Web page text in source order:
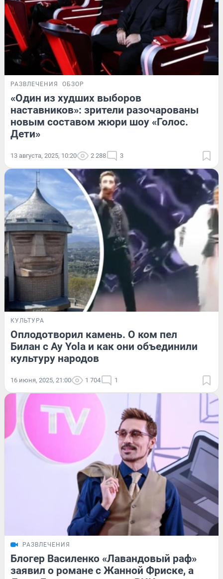
РАЗВЛЕЧЕНИЯ ОБЗОР
«Один из худших выборов
наставников»: зрители разочарованы
новым составом жюри шоу «Голос.
Дети»
13 августа, 2025, 10:20 2 288 3
КУЛЬТУРА
Оплодотворил камень. О ком пел
Билан с Ay Yola и как они объединили
культуру народов
16 июня, 2025, 21:00 1 704 1
РАЗВЛЕЧЕНИЯ
Блогер Василенко «Лавандовый раф»
заявил о романе с Жанной Фриске, а